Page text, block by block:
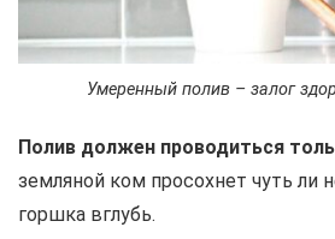
Умеренный полив – залог
Полив должен проводиться
земляной ком просохнет чуть ли
горшка вглубь.